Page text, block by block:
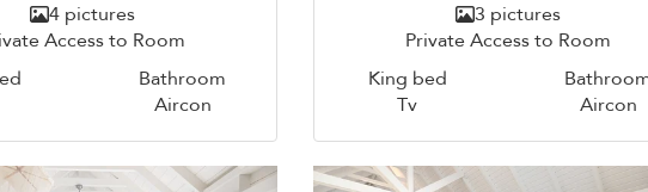
4 pictures
Access to Room
Bathroom
Aircon
3 pictures
Private Access to Room
King bed
Tv
Aircon